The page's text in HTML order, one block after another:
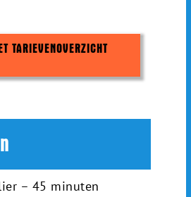
TARIEVENOVERZICHT
– 45 minuten